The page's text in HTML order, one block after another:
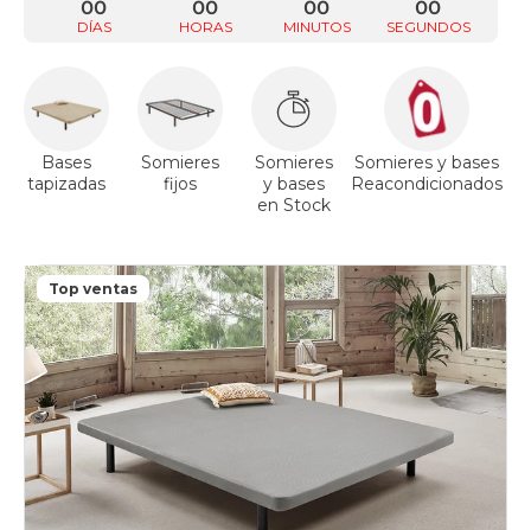
DÍAS
00
HORAS
00
MINUTOS
00
SEGUNDOS
00
Bases
tapizadas
Somieres
fijos
Somieres
y bases
en Stock
Somieres y bases
Reacondicionados
Top ventas